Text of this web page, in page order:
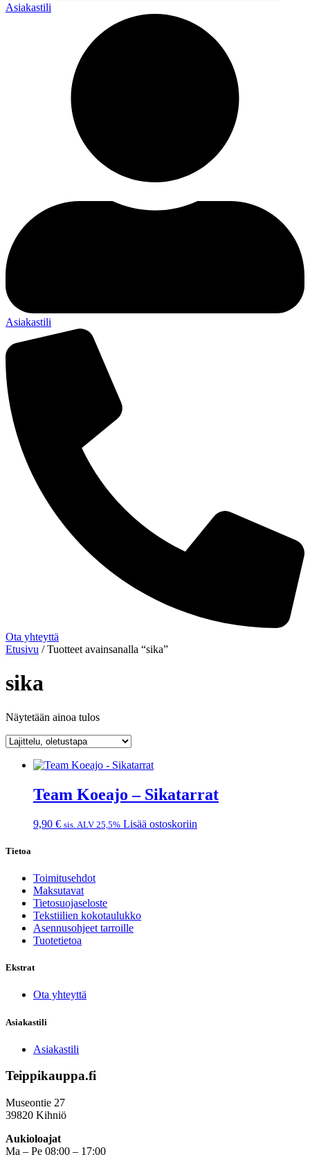
Asiakastili
Asiakastili
Ota yhteyttä
Etusivu / Tuotteet avainsanalla “sika”
sika
Näytetään ainoa tulos
Team Koeajo – Sikatarrat
9,90 € sis. ALV 25,5% Lisää ostoskoriin
Tietoa
Toimitusehdot
Maksutavat
Tietosuojaseloste
Tekstiilien kokotaulukko
Asennusohjeet tarroille
Tuotetietoa
Ekstrat
Ota yhteyttä
Asiakastili
Asiakastili
Teippikauppa.fi
Museontie 27
39820 Kihniö
Aukioloajat
Ma – Pe 08:00 – 17:00